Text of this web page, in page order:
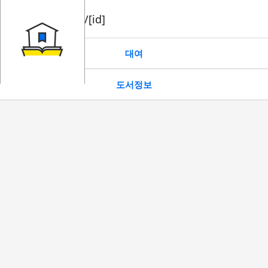
book/rent/[id]
대여
도서정보